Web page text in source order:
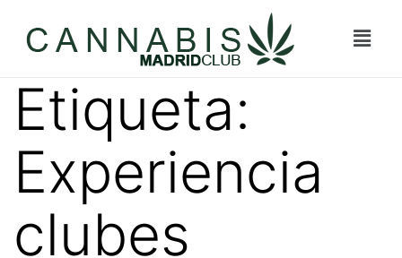
Etiqueta:
Experiencia
clubes